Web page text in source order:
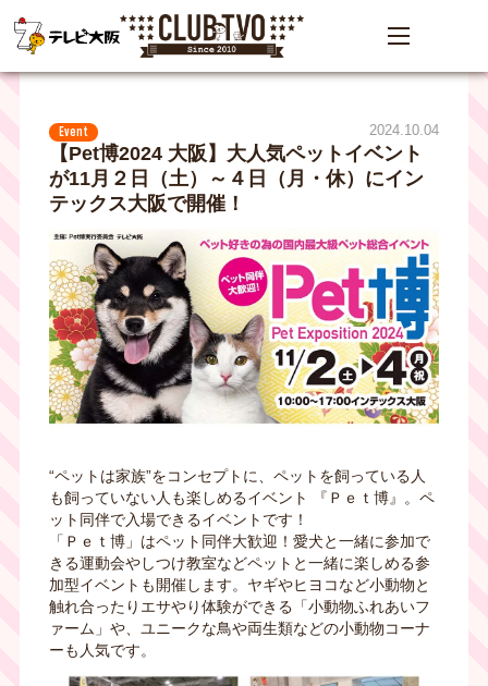
Event 2024.10.04
【Pet博2024 大阪】大人気ペットイベント
が11月２日（土）～４日（月・休）にイン
テックス大阪で開催！
“ペットは家族”をコンセプトに、ペットを飼っている人
も飼っていない人も楽しめるイベント 『Ｐｅｔ博』。ペ
ット同伴で入場できるイベントです！
「Ｐｅｔ博」はペット同伴大歓迎！愛犬と一緒に参加で
きる運動会やしつけ教室などペットと一緒に楽しめる参
加型イベントも開催します。ヤギやヒヨコなど小動物と
触れ合ったりエサやり体験ができる「小動物ふれあいフ
ァーム」や、ユニークな鳥や両生類などの小動物コーナ
ーも人気です。